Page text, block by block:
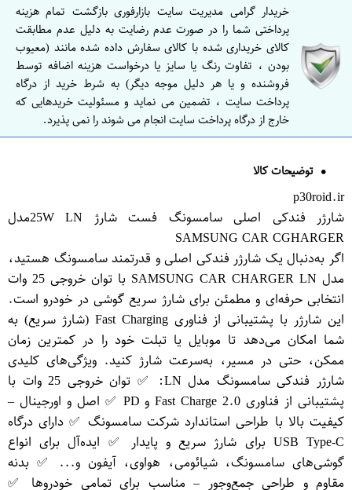
خریدار گرامی مدیریت سایت بازارفوری بازگشت تمام هزینه
پرداختی شما را در صورت عدم رضایت به دلیل عدم مطابقت
کالای خریداری شده با کالای سفارش داده شده مانند (معیوب
بودن ، تفاوت رنگ یا سایز یا درخواست هزینه اضافه توسط
فروشنده و یا هر دلیل موجه دیگر) به شرط خرید از درگاه
پرداخت سایت ، تضمین می نماید و مسئولیت خریدهایی که
خارج از درگاه پرداخت سایت انجام می شوند را نمی پذیرد.
توضیحات کالا
p30roid.ir
شارژر فندکی اصلی سامسونگ فست شارژ 25W LNمدل
SAMSUNG CAR CGHARGER
اگر به‌دنبال یک شارژر فندکی اصلی و قدرتمند سامسونگ هستید،
مدل SAMSUNG CAR CHARGER LN با توان خروجی 25 وات
انتخابی حرفه‌ای و مطمئن برای شارژ سریع گوشی در خودرو است.
این شارژر با پشتیبانی از فناوری Fast Charging (شارژ سریع) به
شما امکان می‌دهد تا موبایل یا تبلت خود را در کمترین زمان
ممکن، حتی در مسیر، به‌سرعت شارژ کنید. ویژگی‌های کلیدی
شارژر فندکی سامسونگ مدل LN: ✅ توان خروجی 25 وات با
پشتیبانی از فناوری Fast Charge 2.0 و PD ✅ اصل و اورجینال –
کیفیت بالا با طراحی استاندارد شرکت سامسونگ ✅ دارای درگاه
USB Type-C برای شارژ سریع و پایدار ✅ ایده‌آل برای انواع
گوشی‌های سامسونگ، شیائومی، هواوی، آیفون و... ✅ بدنه
مقاوم و طراحی جمع‌وجور – مناسب برای تمامی خودروها ✅